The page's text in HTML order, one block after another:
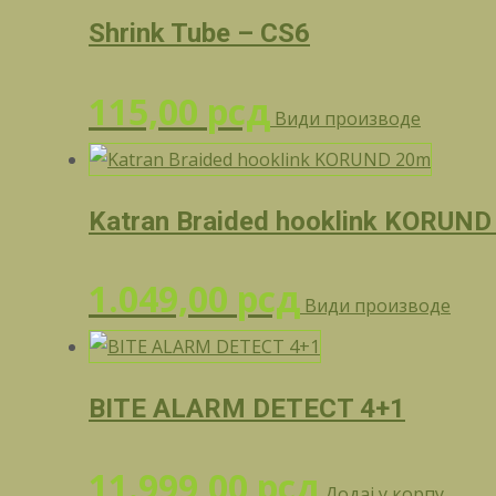
Shrink Tube – CS6
115,00 рсд Види производе
Katran Braided hooklink
1.049,00 рсд Види производе
BITE ALARM DETECT 4+1